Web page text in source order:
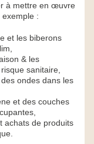
à mettre en œuvre
:
et les biberons
& les
sanitaire,
ondes dans les
et des couches
achats de produits